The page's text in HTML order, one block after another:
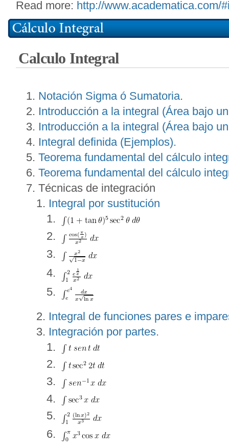
Read more: http://www.academatica.com/
Calculo Integral
Notación Sigma ó Sumatoria.
Introducción a la integral (Área bajo
Introducción a la integral (Área bajo
Integral definida (Ejemplos).
Teorema fundamental del cálculo
Teorema fundamental del cálculo
Técnicas de integración
Integral por sustitución
Integral de funciones pares e
Integración por partes.